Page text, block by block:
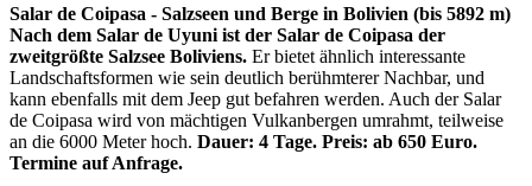
Salar de Coipasa - Salzseen und Berge in Bolivien (bis 5892 m)
Nach dem Salar de Uyuni ist der Salar de Coipasa der
zweitgrößte Salzsee Boliviens. Er bietet ähnlich interessante
Landschaftsformen wie sein deutlich berühmterer Nachbar, und
kann ebenfalls mit dem Jeep gut befahren werden. Auch der Salar
de Coipasa wird von mächtigen Vulkanbergen umrahmt, teilweise
an die 6000 Meter hoch. Dauer: 4 Tage. Preis: ab 650 Euro.
Termine auf Anfrage.